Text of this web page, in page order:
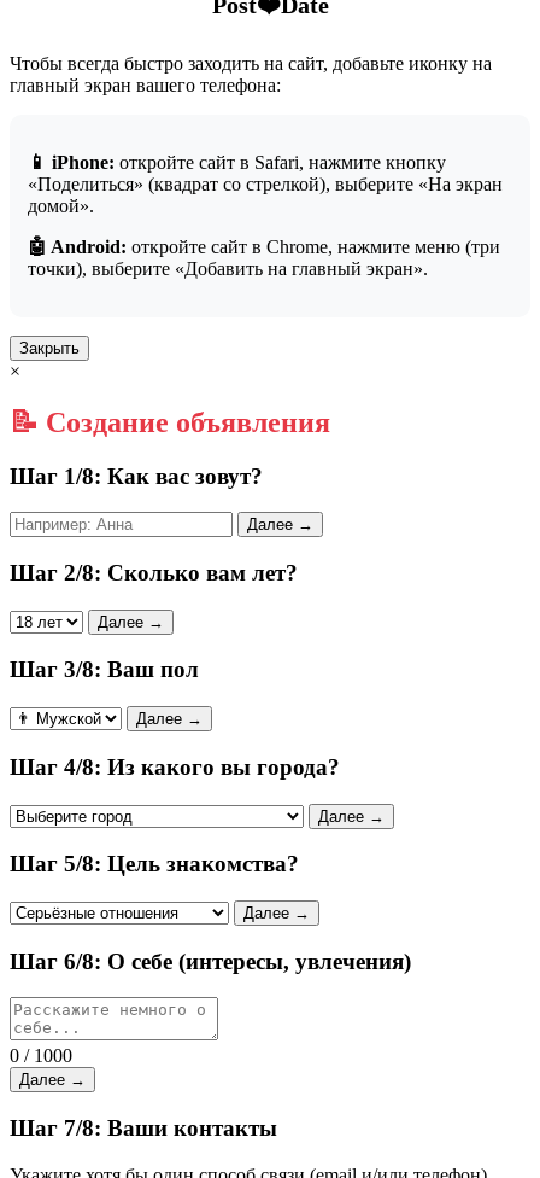
Чтобы всегда быстро заходить на сайт, добавьте иконку на
главный экран вашего телефона:
📱 iPhone: откройте сайт в Safari, нажмите кнопку
«Поделиться» (квадрат со стрелкой), выберите «На экран
домой».
🤖 Android: откройте сайт в Chrome, нажмите меню (три
точки), выберите «Добавить на главный экран».
Закрыть
×
📝 Создание объявления
Шаг 1/8: Как вас зовут?
Далее →
Шаг 2/8: Сколько вам лет?
Далее →
Шаг 3/8: Ваш пол
Далее →
Шаг 4/8: Из какого вы города?
Далее →
Шаг 5/8: Цель знакомства?
Далее →
Шаг 6/8: О себе (интересы, увлечения)
0 / 1000
Далее →
Шаг 7/8: Ваши контакты